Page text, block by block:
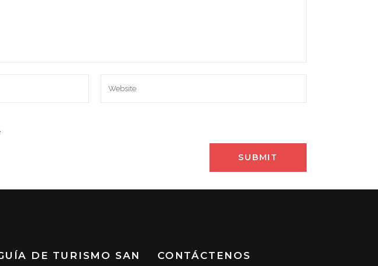
DE TURISMO SAN
CONTÁCTENOS